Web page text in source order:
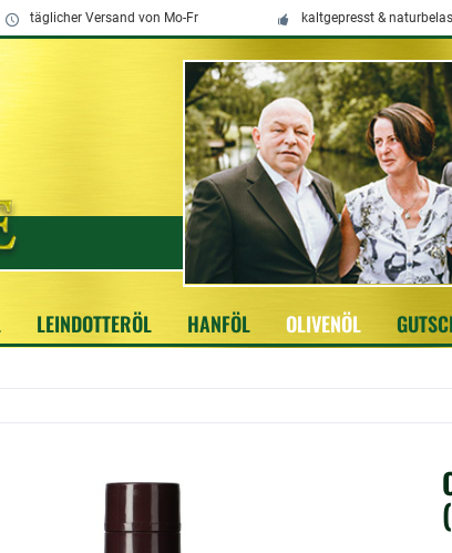
täglicher Versand von Mo-Fr kaltgepresst &
LEINDOTTERÖL HANFÖL OLIVENÖL